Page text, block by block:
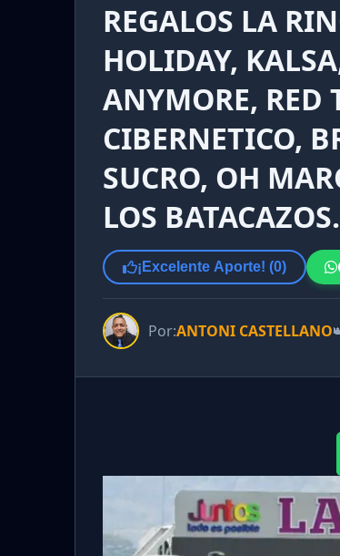
REGALOS LA
HOLIDAY,
ANYMORE, RED
CIBERNETICO,
SUCRO, OH
LOS
¡Excelente Aporte! (0)
Por:ANTONI CASTELLANO